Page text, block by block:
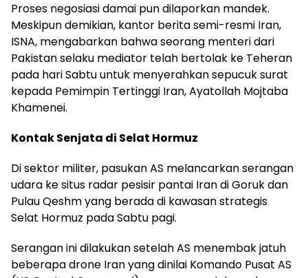
Proses negosiasi damai pun dilaporkan mandek.
Meskipun demikian, kantor berita semi-resmi Iran,
ISNA, mengabarkan bahwa seorang menteri dari
Pakistan selaku mediator telah bertolak ke Teheran
pada hari Sabtu untuk menyerahkan sepucuk surat
kepada Pemimpin Tertinggi Iran, Ayatollah Mojtaba
Khamenei.
Kontak Senjata di Selat Hormuz
Di sektor militer, pasukan AS melancarkan serangan
udara ke situs radar pesisir pantai Iran di Goruk dan
Pulau Qeshm yang berada di kawasan strategis
Selat Hormuz pada Sabtu pagi.
Serangan ini dilakukan setelah AS menembak jatuh
beberapa drone Iran yang dinilai Komando Pusat AS